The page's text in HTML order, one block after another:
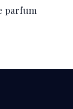
parfum